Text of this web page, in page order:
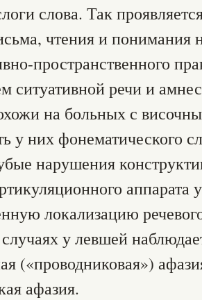
слова. Так
чтения и понимания
пространственного
ситуативной речи и
на больных с
у них фонематического
нарушения
аппарата
локализацию
у левшей
(«проводниковая»)
афазия.